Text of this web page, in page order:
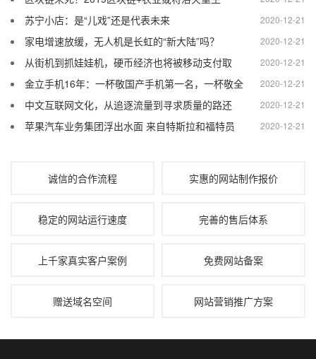
2020-12-21
苏宁小店：是“儿戏”还是代表未来
2020-12-21
家电增速放缓，无人机是长虹的“新大陆”吗？
2020-12-21
从街机到抓娃娃机，硬币经济也将被移动支付取
2020-12-21
金立手机16年：一杯敬国产手机第一名，一杯敬全
2020-12-21
中文互联网文化，从追逐流量到寻求质量的路还
2020-12-21
苹果汽车业务集团浮出水面 来自特斯拉和福特员
诚信的合作流程 实惠的网站制作报价
稳定的网站运行速度 完善的售后体系
上千家真实客户案例 免费网站备案
赠送域名空间 网站营销推广方案